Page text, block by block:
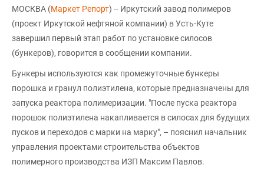
МОСКВА (Маркет Репорт) -- Иркутский завод полимеров
(проект Иркутской нефтяной компании) в Усть-Куте
завершил первый этап работ по установке силосов
(бункеров), говорится в сообщении компании.
Бункеры используются как промежуточные бункеры
порошка и гранул полиэтилена, которые предназначены для
запуска реактора полимеризации. "После пуска реактора
порошок полиэтилена накапливается в силосах для будущих
пусков и переходов с марки на марку", – пояснил начальник
управления проектами строительства объектов
полимерного производства ИЗП Максим Павлов.